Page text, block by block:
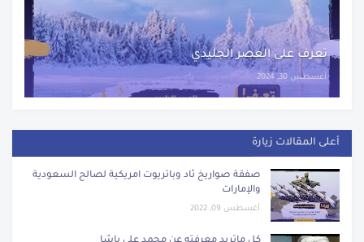
تعرف على العصر الجليدي
أغسطس 30, 2024
أعلى المقالات زيارة
صفقة صواريخ ثاد وباتريوت امريكية لصالح السعودية
والإمارات
أغسطس 09, 2022